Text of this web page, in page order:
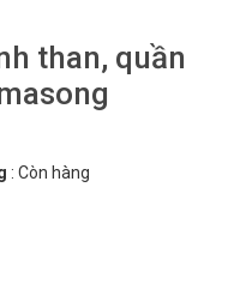
than, quần
: Còn hàng